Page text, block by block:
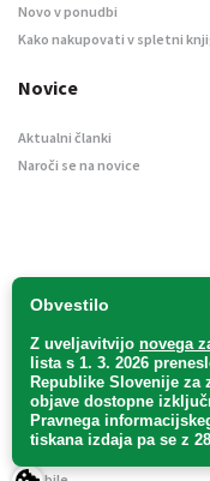
Obvestilo
Z uveljavitvijo novega
lista s 1. 3. 2026
Republike Slovenije za
objave dostopne
Pravnega
tiskana izdaja pa se z
Novo v ponudbi
Kako nakupovati v spletni
Novice
Aktualni članki
Naroči se na novice
Uradni list d. o. o. – v